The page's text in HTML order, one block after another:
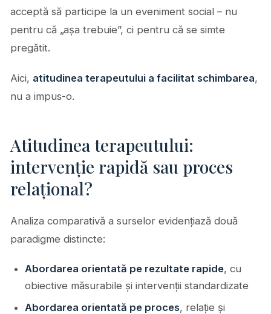
acceptă să participe la un eveniment social – nu
pentru că „așa trebuie”, ci pentru că se simte
pregătit.
Aici, atitudinea terapeutului a facilitat schimbarea,
nu a impus-o.
Atitudinea terapeutului:
intervenție rapidă sau proces
relațional?
Analiza comparativă a surselor evidențiază două
paradigme distincte:
Abordarea orientată pe rezultate rapide, cu
obiective măsurabile și intervenții standardizate
Abordarea orientată pe proces, relație și